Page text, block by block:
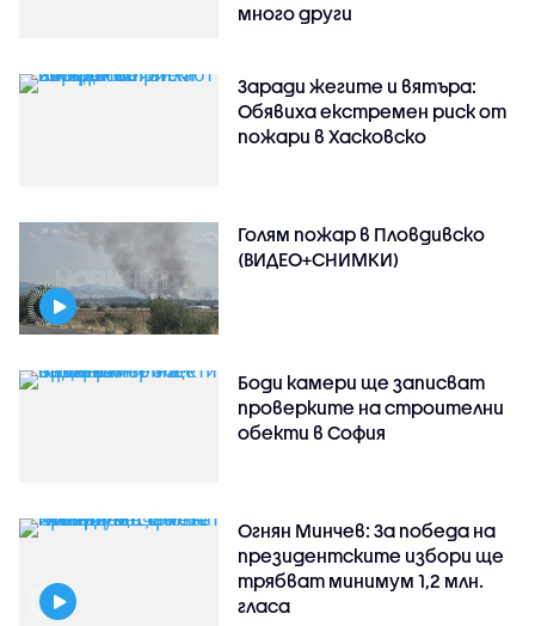
много други
Заради жегите и вятъра:
Обявиха екстремен риск от
пожари в Хасковско
Голям пожар в Пловдивско
(ВИДЕО+СНИМКИ)
Боди камери ще записват
проверките на строителни
обекти в София
Огнян Минчев: За победа на
президентските избори ще
трябват минимум 1,2 млн.
гласа